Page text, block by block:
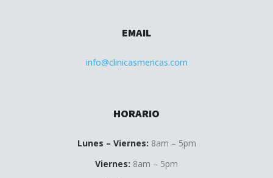
EMAIL
info@clinicasmericas.com
HORARIO
Lunes – Viernes: 8am – 5pm
Viernes: 8am – 5pm